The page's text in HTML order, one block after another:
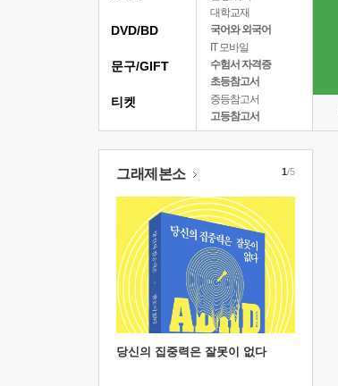
대학교재
국어와 외국어
IT 모바일
수험서 자격증
초등참고서
중등참고서
고등참고서
DVD/BD
문구/GIFT
티켓
그래제본소
당신의 집중력은 잘못이 없다
1/5